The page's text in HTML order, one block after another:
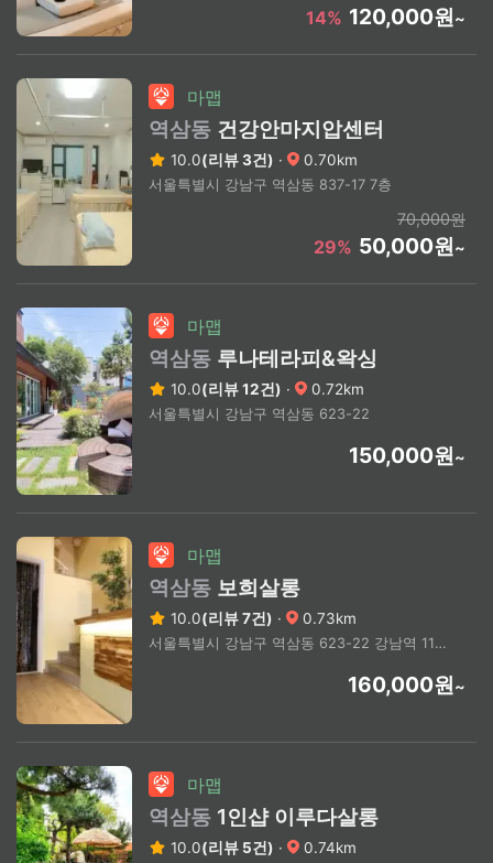
14% 120,000원~
마맵
역삼동 건강안마지압센터
10.0(리뷰 3건) · 0.70km
서울특별시 강남구 역삼동 837-17 7층
70,000원
29% 50,000원~
마맵
역삼동 루나테라피&왁싱
10.0(리뷰 12건) · 0.72km
서울특별시 강남구 역삼동 623-22
150,000원~
마맵
역삼동 보희살롱
10.0(리뷰 7건) · 0.73km
서울특별시 강남구 역삼동 623-22 강남역 11번 출구 / 신논현역 4번출구 도보7분
160,000원~
마맵
역삼동 1인샵 이루다살롱
10.0(리뷰 5건) · 0.74km